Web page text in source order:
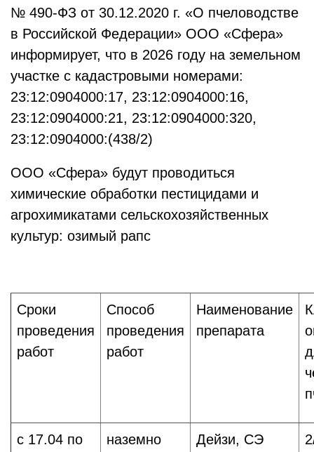
№ 490-ФЗ от 30.12.2020 г. «О пчеловодстве
в Российской Федерации» ООО «Сфера»
информирует, что в 2026 году на земельном
участке с кадастровыми номерами:
23:12:0904000:17, 23:12:0904000:16,
23:12:0904000:21, 23:12:0904000:320,
23:12:0904000:(438/2)
ООО «Сфера» будут проводиться
химические обработки пестицидами и
агрохимикатами сельскохозяйственных
культур: озимый рапс
Сроки
проведения
работ
Способ
проведения
работ
Наименование
препарата
c 17.04 по
наземно Дейзи, СЭ